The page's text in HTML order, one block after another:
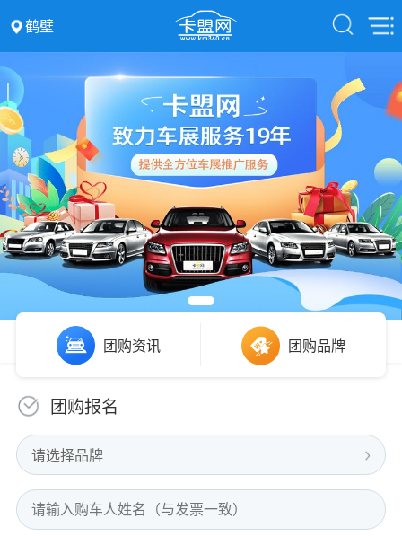
鹤壁
团购资讯 团购品牌
团购报名
请选择品牌